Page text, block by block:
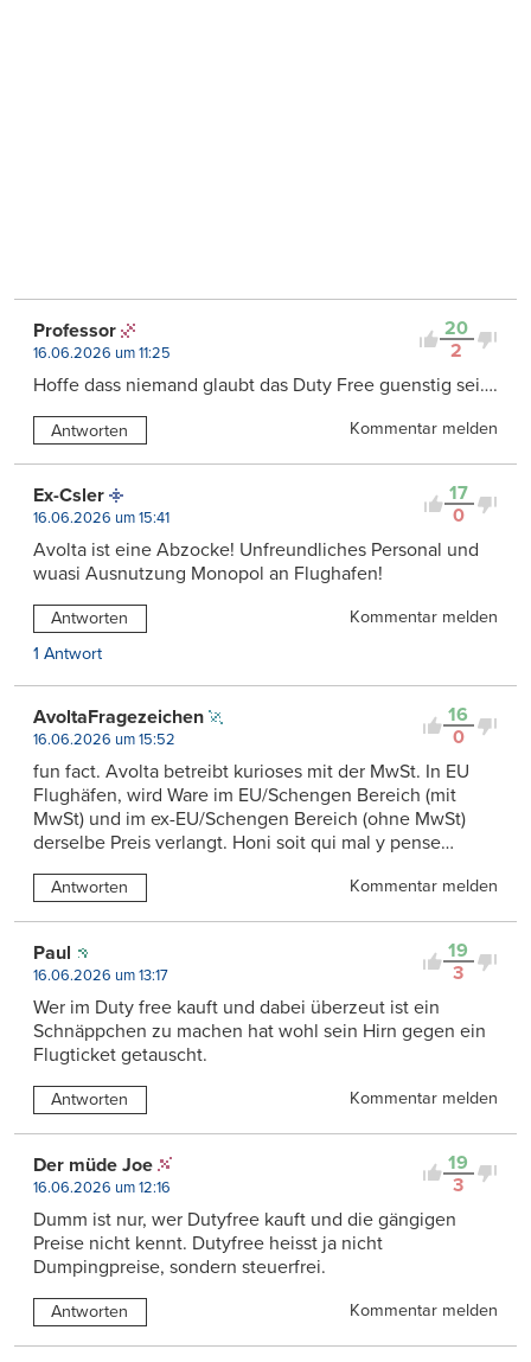
20
2
Professor
16.06.2026 um 11:25
Hoffe dass niemand glaubt das Duty Free guenstig sei….
Antworten Kommentar melden
17
0
Ex-Csler
16.06.2026 um 15:41
Avolta ist eine Abzocke! Unfreundliches Personal und
wuasi Ausnutzung Monopol an Flughafen!
Antworten
Kommentar melden
1 Antwort
16
0
AvoltaFragezeichen
16.06.2026 um 15:52
fun fact. Avolta betreibt kurioses mit der MwSt. In EU
Flughäfen, wird Ware im EU/Schengen Bereich (mit
MwSt) und im ex-EU/Schengen Bereich (ohne MwSt)
derselbe Preis verlangt. Honi soit qui mal y pense…
Antworten Kommentar melden
19
3
Paul
16.06.2026 um 13:17
Wer im Duty free kauft und dabei überzeut ist ein
Schnäppchen zu machen hat wohl sein Hirn gegen ein
Flugticket getauscht.
Antworten Kommentar melden
19
3
Der müde Joe
16.06.2026 um 12:16
Dumm ist nur, wer Dutyfree kauft und die gängigen
Preise nicht kennt. Dutyfree heisst ja nicht
Dumpingpreise, sondern steuerfrei.
Antworten Kommentar melden